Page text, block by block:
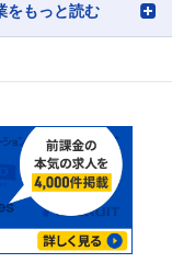
をもっと読む